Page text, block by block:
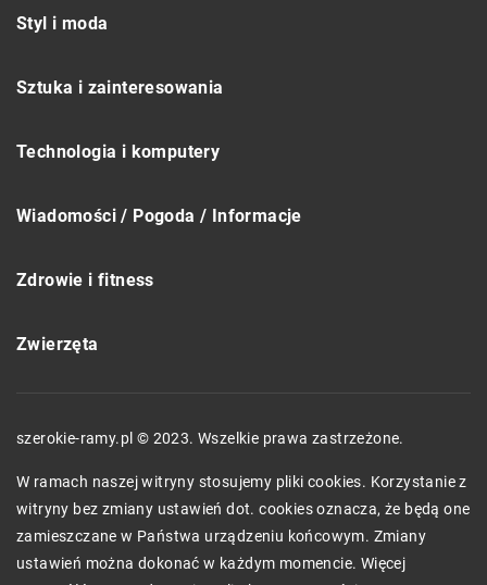
Styl i moda
Sztuka i zainteresowania
Technologia i komputery
Wiadomości / Pogoda / Informacje
Zdrowie i fitness
Zwierzęta
szerokie-ramy.pl © 2023. Wszelkie prawa zastrzeżone.
W ramach naszej witryny stosujemy pliki cookies. Korzystanie z
witryny bez zmiany ustawień dot. cookies oznacza, że będą one
zamieszczane w Państwa urządzeniu końcowym. Zmiany
ustawień można dokonać w każdym momencie. Więcej